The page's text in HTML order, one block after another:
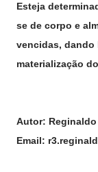
Esteja
se de corpo e
vencidas, dando
materialização
Autor:
Email: